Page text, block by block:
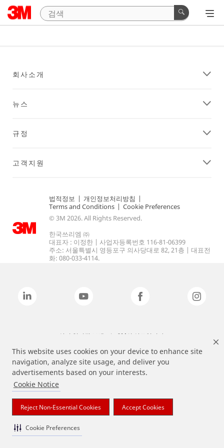
This website uses cookies on your device to enhance site
navigation, analyze site usage, and deliver you
advertisements based on your interests.
Cookie Notice
Reject Non-Essential Cookies Accept Cookies
Cookie Preferences
회사소개
뉴스
규정
고객지원
법적정보 | 개인정보처리방침 |
Terms and Conditions | Cookie Preferences
© 3M 2026. All Rights Reserved.
한국쓰리엠 ㈜
대표자 : 이정한 | 사업자등록번호 116-81-06399
주소: 서울특별시 영등포구 의사당대로 82, 21층 | 대표전
화: 080-033-4114.
상기 열거된 브랜드는 3M의 상표입니다.